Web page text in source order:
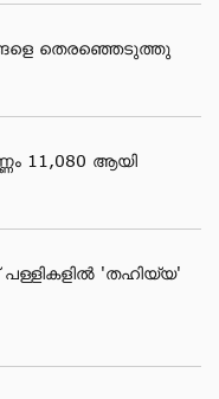
തെരഞ്ഞെടുത്തു
11,080 ആയി
പള്ളികളില്‍ 'തഹിയ്യ'